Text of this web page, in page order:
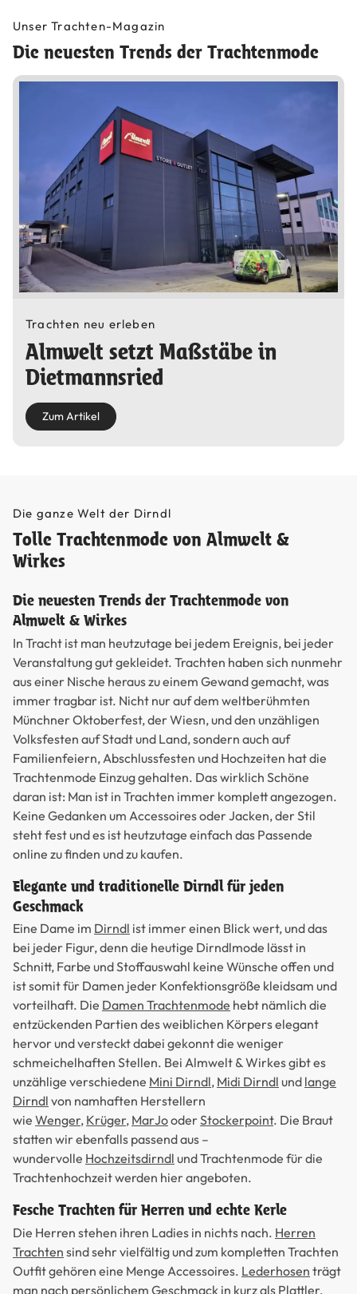
Unser Trachten-Magazin
Die neuesten Trends der Trachtenmode
Trachten neu erleben
Almwelt setzt Maßstäbe in
Dietmannsried
Zum Artikel
Die ganze Welt der Dirndl
Tolle Trachtenmode von Almwelt &
Wirkes
Die neuesten Trends der Trachtenmode von
Almwelt & Wirkes
In Tracht ist man heutzutage bei jedem Ereignis, bei jeder
Veranstaltung gut gekleidet. Trachten haben sich nunmehr
aus einer Nische heraus zu einem Gewand gemacht, was
immer tragbar ist. Nicht nur auf dem weltberühmten
Münchner Oktoberfest, der Wiesn, und den unzähligen
Volksfesten auf Stadt und Land, sondern auch auf
Familienfeiern, Abschlussfesten und Hochzeiten hat die
Trachtenmode Einzug gehalten. Das wirklich Schöne
daran ist: Man ist in Trachten immer komplett angezogen.
Keine Gedanken um Accessoires oder Jacken, der Stil
steht fest und es ist heutzutage einfach das Passende
online zu finden und zu kaufen.
Elegante und traditionelle Dirndl für jeden
Geschmack
Eine Dame im Dirndl ist immer einen Blick wert, und das
bei jeder Figur, denn die heutige Dirndlmode lässt in
Schnitt, Farbe und Stoffauswahl keine Wünsche offen und
ist somit für Damen jeder Konfektionsgröße kleidsam und
vorteilhaft. Die Damen Trachtenmode hebt nämlich die
entzückenden Partien des weiblichen Körpers elegant
hervor und versteckt dabei gekonnt die weniger
schmeichelhaften Stellen. Bei Almwelt & Wirkes gibt es
unzählige verschiedene Mini Dirndl, Midi Dirndl und lange
Dirndl von namhaften Herstellern
wie Wenger, Krüger, MarJooderStockerpoint. Die Braut
statten wir ebenfalls passend aus –
wundervolle Hochzeitsdirndl und Trachtenmode für die
Trachtenhochzeit werden hier angeboten.
Fesche Trachten für Herren und echte Kerle
Die Herren stehen ihren Ladies in nichts nach. Herren
Trachten sind sehr vielfältig und zum kompletten Trachten
Outfit gehören eine Menge Accessoires. Lederhosen trägt
man nach persönlichem Geschmack in kurz als Plattler,